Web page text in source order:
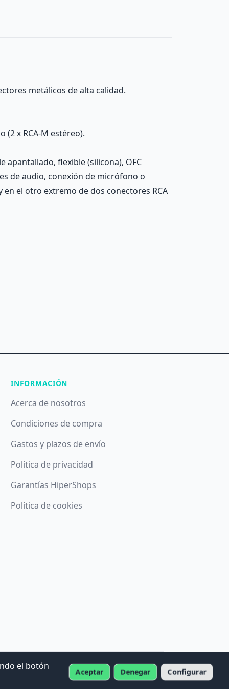
metálicos de alta calidad.
(2 x RCA-M estéreo).
apantallado, flexible (silicona), OFC
de audio, conexión de micrófono o
el otro extremo de dos conectores RCA
INFORMACIÓN
Acerca de nosotros
Condiciones de compra
Gastos y plazos de envío
Política de privacidad
Garantías HiperShops
Política de cookies
el botón
Aceptar Denegar Configurar